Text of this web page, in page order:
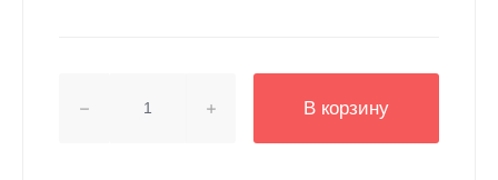
В корзину